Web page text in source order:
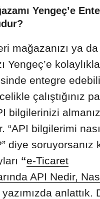
Yengeç’e
mağazanızı ya da
Yengeç’e kolaylıkla
entegre
çalıştığınız
bilgilerinizi almanız
“API bilgilerimi
diye soruyorsanız
“e-Ticaret
API Nedir,
yazımızda anlattık.